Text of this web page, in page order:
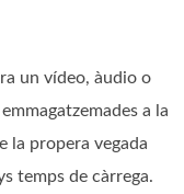
un vídeo, àudio o
a la
la propera vegada
temps de càrrega.